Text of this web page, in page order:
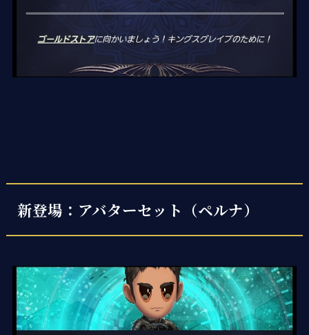
新登場：アバターセット（ペルナ）